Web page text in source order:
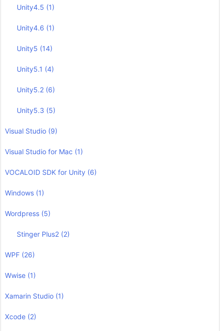
Unity4.5 (1)
Unity4.6 (1)
Unity5 (14)
Unity5.1 (4)
Unity5.2 (6)
Unity5.3 (5)
Visual Studio (9)
Visual Studio for Mac (1)
VOCALOID SDK for Unity (6)
Windows (1)
Wordpress (5)
Stinger Plus2 (2)
WPF (26)
Wwise (1)
Xamarin Studio (1)
Xcode (2)